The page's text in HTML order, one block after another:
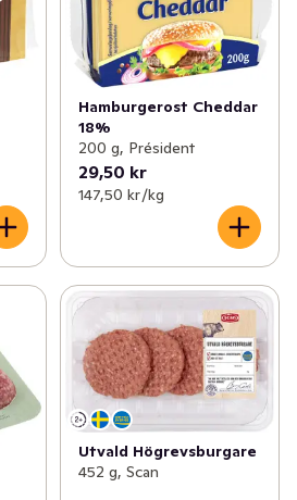
Hamburgerost Cheddar
18%
200 g, Président
29,50 kr
147,50 kr /kg
Utvald Högrevsburgare
452 g, Scan